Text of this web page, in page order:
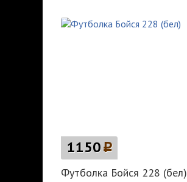
1150p
Футболка Бойся 228 (бел)